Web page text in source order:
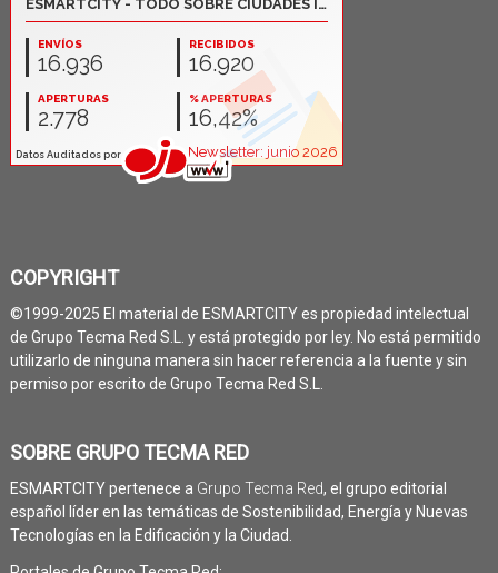
COPYRIGHT
©1999-2025 El material de ESMARTCITY es propiedad intelectual
de Grupo Tecma Red S.L. y está protegido por ley. No está permitido
utilizarlo de ninguna manera sin hacer referencia a la fuente y sin
permiso por escrito de Grupo Tecma Red S.L.
SOBRE GRUPO TECMA RED
ESMARTCITY pertenece a Grupo Tecma Red, el grupo editorial
español líder en las temáticas de Sostenibilidad, Energía y Nuevas
Tecnologías en la Edificación y la Ciudad.